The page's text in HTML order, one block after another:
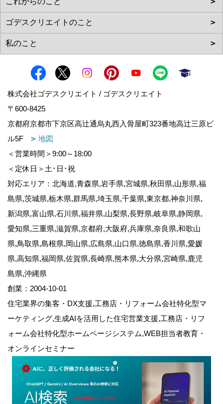
株式会社ゴデスクリエイト / ゴデスクリエイト
〒600-8425
京都府京都市下京区高辻通烏丸西入骨屋町323番地高辻三原ビ
ル5F
地図
＜営業時間＞9:00～18:00
＜定休日＞土･日･祝
対応エリア：北海道,青森県,岩手県,宮城県,秋田県,山形県,福
島県,茨城県,栃木県,群馬県,埼玉県,千葉県,東京都,神奈川県,
新潟県,富山県,石川県,福井県,山梨県,長野県,岐阜県,静岡県,
愛知県,三重県,滋賀県,京都府,大阪府,兵庫県,奈良県,和歌山
県,鳥取県,島根県,岡山県,広島県,山口県,徳島県,香川県,愛媛
県,高知県,福岡県,佐賀県,長崎県,熊本県,大分県,宮崎県,鹿児
島県,沖縄県
創業：2004-10-01
住宅業界の集客・DX支援,工務店・リフォーム会社特化型マ
ーケティング,生成AIを活用した住宅営業支援,工務店・リフ
ォーム会社特化型ホームページシステム,WEB担当者教育・
オンラインセミナー